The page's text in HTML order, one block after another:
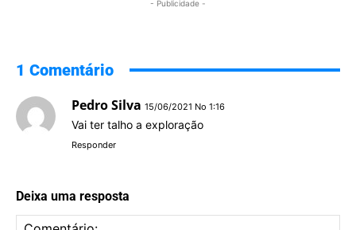
- Publicidade -
1 Comentário
Pedro Silva 15/06/2021 No 1:16
Vai ter talho a exploração
Responder
Deixa uma resposta